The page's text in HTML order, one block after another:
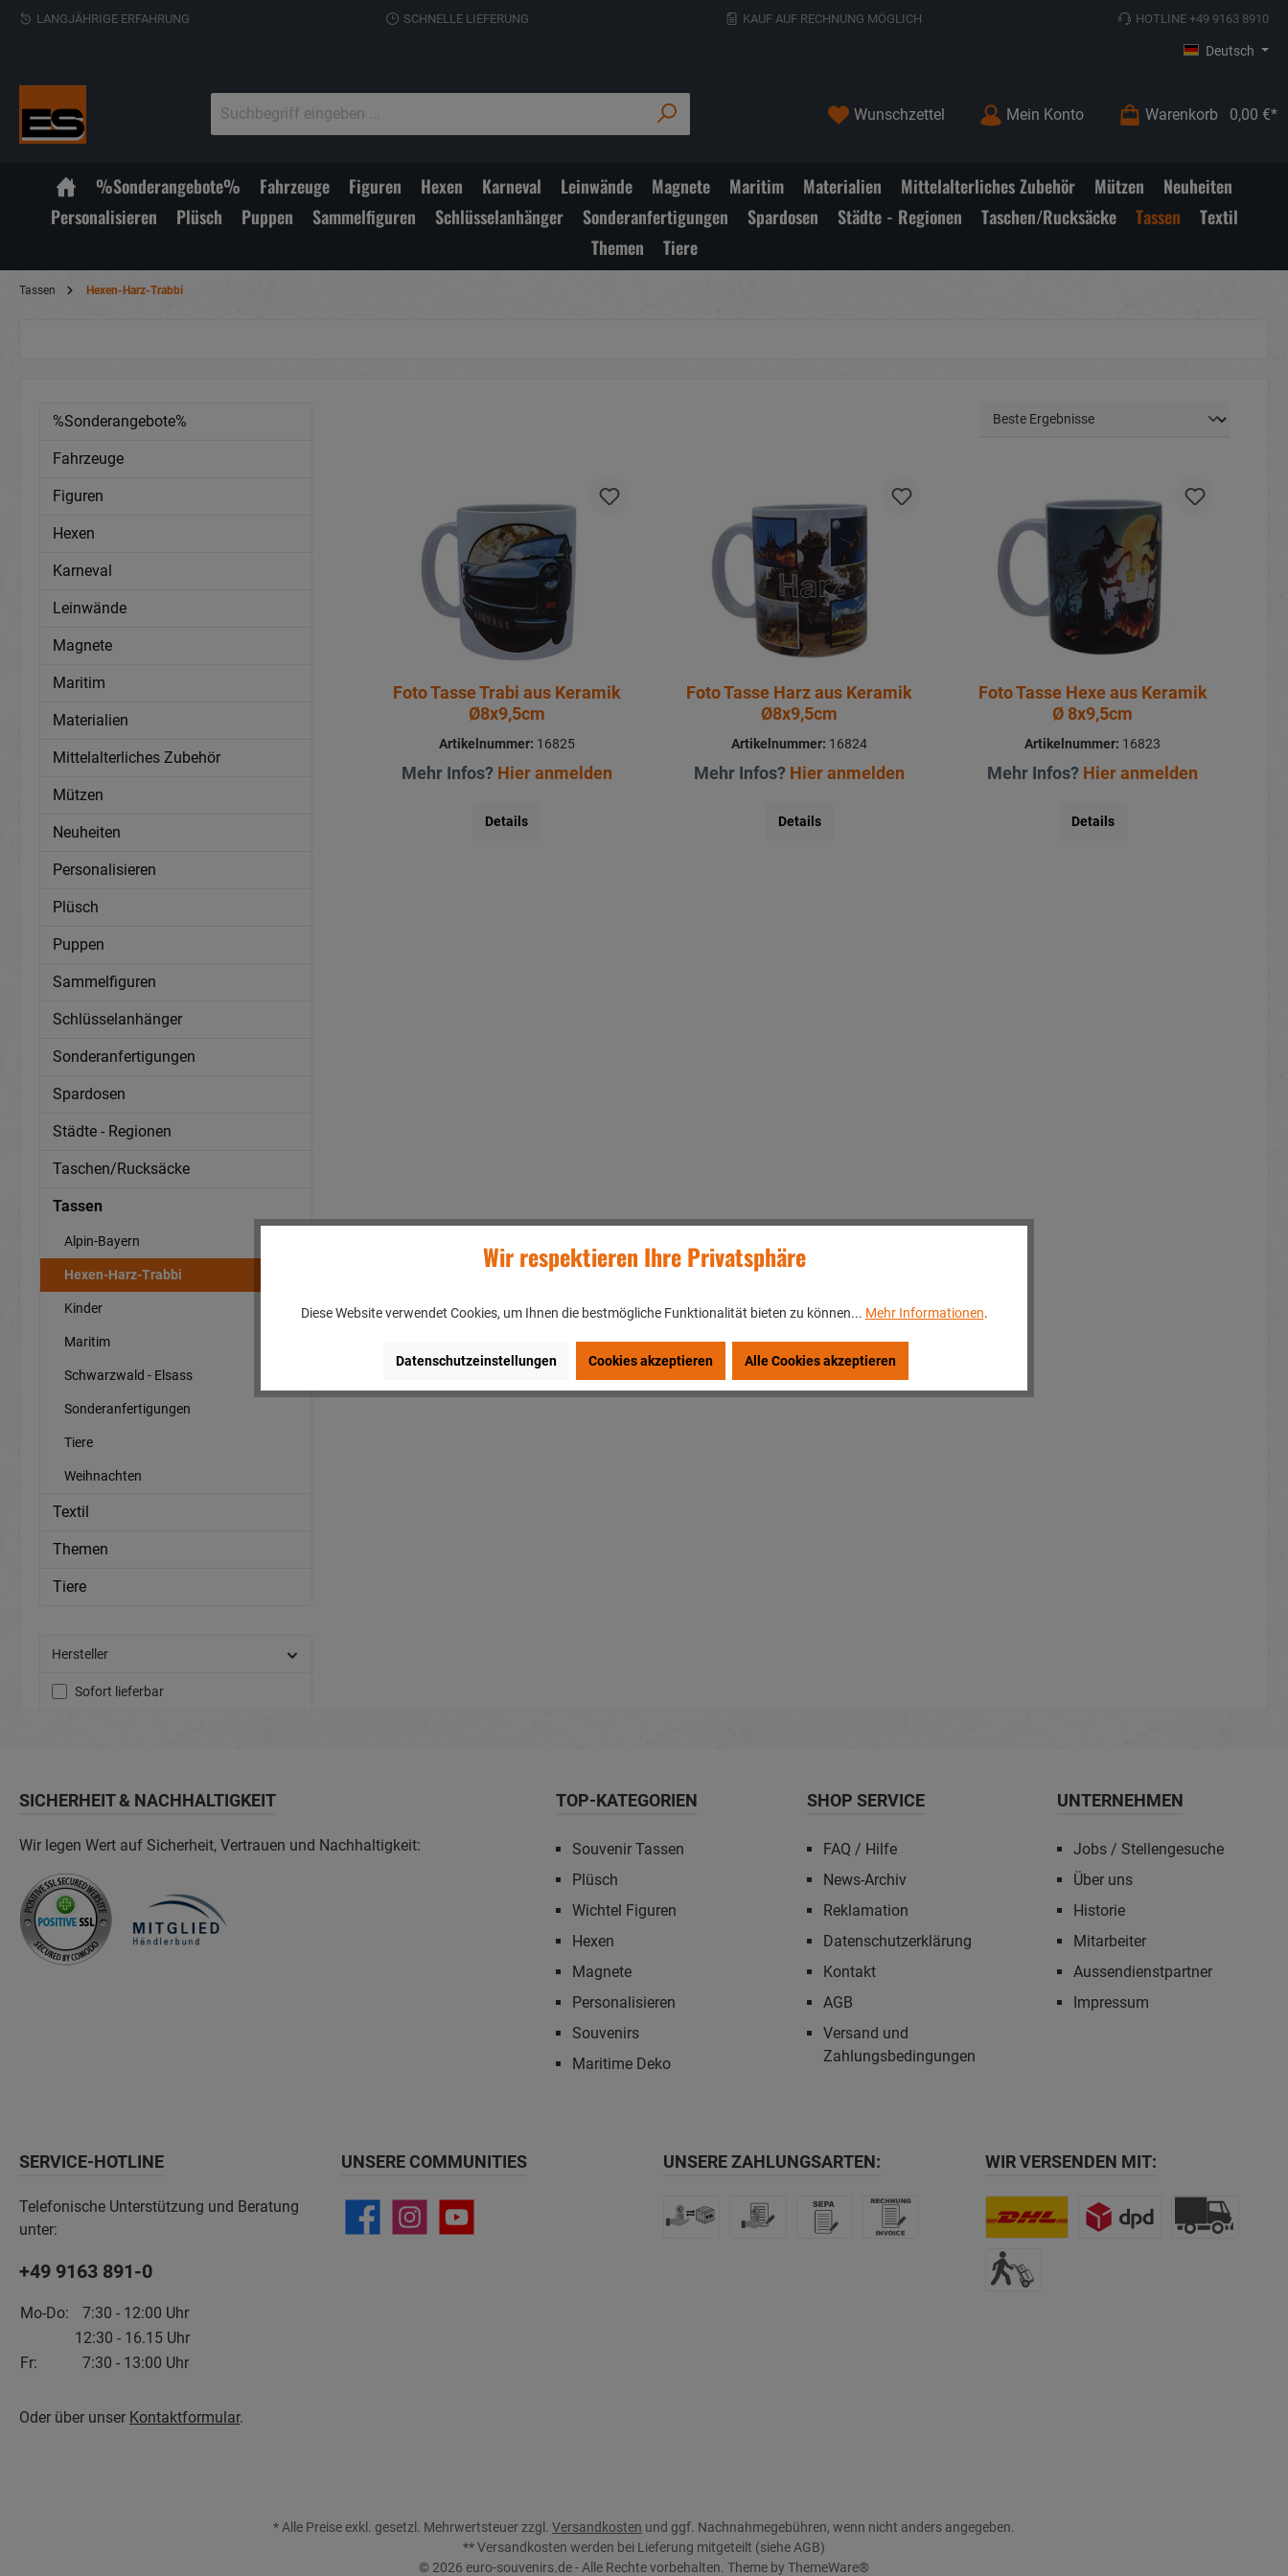
LANGJÄHRIGE ERFAHRUNG SCHNELLE LIEFERUNG KAUF AUF RECHNUNG MÖGLICH HOTLINE +49 9163 8910
Deutsch
Wunschzettel Mein Konto Warenkorb 0,00 €*
%Sonderangebote% Fahrzeuge Figuren Hexen Karneval Leinwände Magnete Maritim Materialien Mittelalterliches Zubehör Mützen
Neuheiten
Personalisieren
Plüsch Puppen Sammelfiguren Schlüsselanhänger Sonderanfertigungen Spardosen Städte - Regionen Taschen/Rucksäcke Tassen
Textil
Themen
Tiere
Tassen Hexen-Harz-Trabbi
%Sonderangebote%
Fahrzeuge
Figuren
Hexen
Karneval
Leinwände
Magnete
Maritim
Materialien
Mittelalterliches Zubehör
Mützen
Neuheiten
Personalisieren
Plüsch
Puppen
Sammelfiguren
Schlüsselanhänger
Sonderanfertigungen
Spardosen
Städte - Regionen
Taschen/Rucksäcke
Tassen
Alpin-Bayern
Hexen-Harz-Trabbi
Kinder
Maritim
Schwarzwald - Elsass
Sonderanfertigungen
Tiere
Weihnachten
Textil
Themen
Tiere
Hersteller
Sofort lieferbar
Foto Tasse Trabi aus Keramik
Ø8x9,5cm
Artikelnummer: 16825
Mehr Infos? Hier anmelden
Details
Foto Tasse Harz aus Keramik
Ø8x9,5cm
Artikelnummer: 16824
Mehr Infos? Hier anmelden
Details
Foto Tasse Hexe aus Keramik
Ø 8x9,5cm
Artikelnummer: 16823
Mehr Infos? Hier anmelden
Details
SICHERHEIT & NACHHALTIGKEIT
Wir legen Wert auf Sicherheit, Vertrauen und Nachhaltigkeit:
TOP-KATEGORIEN
Souvenir Tassen
Plüsch
Wichtel Figuren
Hexen
Magnete
Personalisieren
Souvenirs
Maritime Deko
SHOP SERVICE
FAQ / Hilfe
News-Archiv
Reklamation
Datenschutzerklärung
Kontakt
AGB
Versand und
Zahlungsbedingungen
UNTERNEHMEN
Jobs / Stellengesuche
Über uns
Historie
Mitarbeiter
Aussendienstpartner
Impressum
SERVICE-HOTLINE
Telefonische Unterstützung und Beratung
unter:
+49 9163 891-0
Mo-Do:
7:30 - 12:00 Uhr
12:30 - 16.15 Uhr
Fr:
7:30 - 13:00 Uhr
Oder über unser Kontaktformular.
UNSERE COMMUNITIES UNSERE ZAHLUNGSARTEN: WIR VERSENDEN MIT:
* Alle Preise exkl. gesetzl. Mehrwertsteuer zzgl. Versandkosten und ggf. Nachnahmegebühren, wenn nicht anders angegeben.
** Versandkosten werden bei Lieferung mitgeteilt (siehe AGB)
© 2026 euro-souvenirs.de - Alle Rechte vorbehalten. Theme by ThemeWare®
Wir respektieren Ihre Privatsphäre
Diese Website verwendet Cookies, um Ihnen die bestmögliche Funktionalität bieten zu können... Mehr Informationen.
Datenschutzeinstellungen Cookies akzeptieren Alle Cookies akzeptieren